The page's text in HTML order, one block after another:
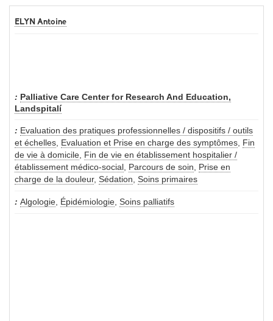
ELYN Antoine
Palliative Care Center for Research And Education,
Landspitalí
Evaluation des pratiques professionnelles / dispositifs / outils
et échelles Evaluation et Prise en charge des symptômes Fin
de vie à domicile Fin de vie en établissement hospitalier /
établissement médico-social Parcours de soin
Prise en
charge de la douleur, Sédation Soins primaires
Algologie Épidémiologie Soins palliatifs